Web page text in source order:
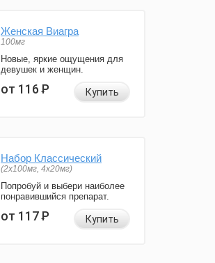
Женская Виагра
100мг
Новые, яркие ощущения для
девушек и женщин.
от 116Р Купить
Набор Классический
(2x100мг, 4x20мг)
Попробуй и выбери наиболее
понравившийся препарат.
от 117Р Купить